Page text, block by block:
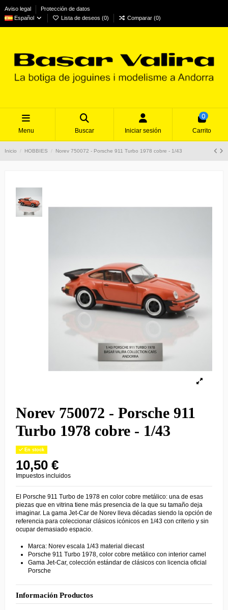
Aviso legal
Protección de datos
Español
Lista de deseos (0) Comparar (0)
Menu Buscar Iniciar sesión
0
Carrito
Inicio HOBBIES Norev 750072 - Porsche 911 Turbo 1978 cobre - 1/43
Norev 750072 - Porsche 911
Turbo 1978 cobre - 1/43
En stock
10,50 €
Impuestos incluidos
El Porsche 911 Turbo de 1978 en color cobre metálico: una de esas
piezas que en vitrina tiene más presencia de la que su tamaño deja
imaginar. La gama Jet-Car de Norev lleva décadas siendo la opción de
referencia para coleccionar clásicos icónicos en 1/43 con criterio y sin
ocupar demasiado espacio.
Marca: Norev escala 1/43 material diecast
Porsche 911 Turbo 1978, color cobre metálico con interior camel
Gama Jet-Car, colección estándar de clásicos con licencia oficial
Porsche
Información Productos